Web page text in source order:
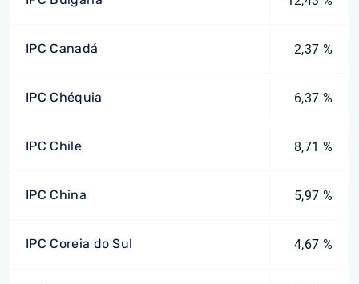
IPC Canadá 2,37 %
IPC Chéquia 6,37 %
IPC Chile 8,71 %
IPC China 5,97 %
IPC Coreia do Sul 4,67 %